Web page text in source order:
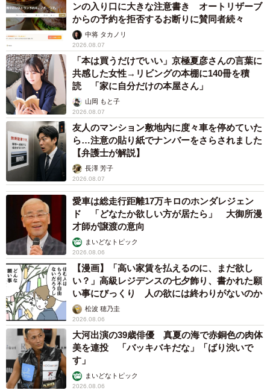
ンの入り口に大きな注意書き オートリザーブ
からの予約を拒否するお断りに賛同者続々
中将 タカノリ
2026.08.07
「本は買うだけでいい」京極夏彦さんの言葉に
共感した女性→リビングの本棚に140冊を積
読 「家に自分だけの本屋さん」
山岡 もと子
2026.08.07
友人のマンション敷地内に度々車を停めていた
ら…注意の貼り紙でナンバーをさらされました
【弁護士が解説】
長澤 芳子
2026.08.07
愛車は総走行距離17万キロのホンダレジェン
ド 「どなたか欲しい方が居たら」 大御所漫
才師が譲渡の意向
まいどなトピック
2026.08.06
【漫画】「高い家賃を払えるのに、まだ欲し
い？」高級レジデンスの七夕飾り、書かれた願
い事にびっくり 人の欲には終わりがないのか
松波 穂乃圭
2026.08.06
大河出演の39歳俳優 真夏の海で赤銅色の肉体
美を連投 「バッキバキだな」「ばり渋いで
す」
まいどなトピック
2026.08.06